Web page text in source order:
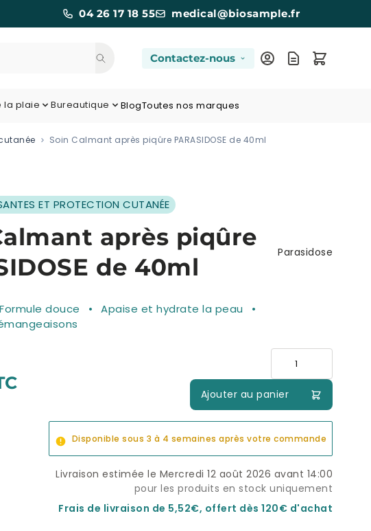
04 26 17 18 55
medical@biosample.fr
Contactez-nous
la plaie Bureautique BlogToutes nos marques
Soin Calmant après piqûre PARASIDOSE de 40ml
ET PROTECTION CUTANÉE
après piqûre
de 40ml
Parasidose
Formule douce
Apaise et hydrate la peau
Ajouter au panier
Disponible sous 3 à 4 semaines après votre commande
Livraison estimée le Mercredi 12 août 2026 avant 14:00
pour les produits en stock uniquement
Frais de livraison de 5,52€, offert dès 120€ d'achat